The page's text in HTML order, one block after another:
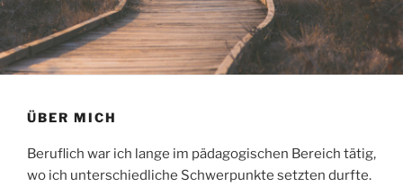
ÜBER MICH
Beruflich war ich lange im pädagogischen Bereich tätig,
wo ich unterschiedliche Schwerpunkte setzten durfte.